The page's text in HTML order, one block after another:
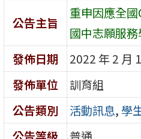
公告主旨
重申因應全
國中志願服
發佈日期
2022 年 2 月
發佈單位
訓育組
公告類別
活動訊息, 學